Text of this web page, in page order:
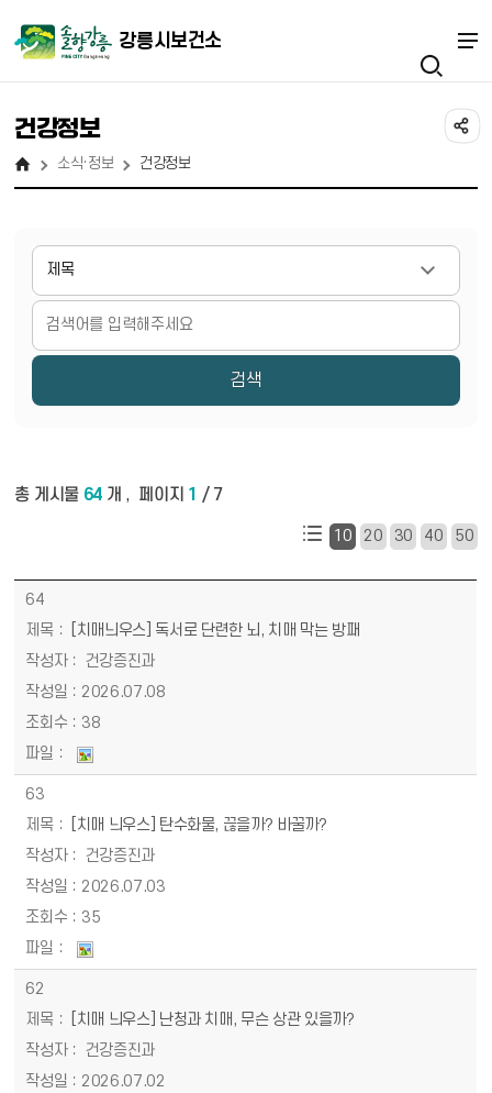
강릉시보건소
건강정보
소식·정보 건강정보
총 게시물 64 개 , 페이지 1 / 7
10 20 30 40 50
64
[치매늬우스] 독서로 단련한 뇌, 치매 막는 방패
건강증진과
2026.07.08
38
63
[치매 늬우스] 탄수화물, 끊을까? 바꿀까?
건강증진과
2026.07.03
35
62
[치매 늬우스] 난청과 치매, 무슨 상관 있을까?
건강증진과
2026.07.02